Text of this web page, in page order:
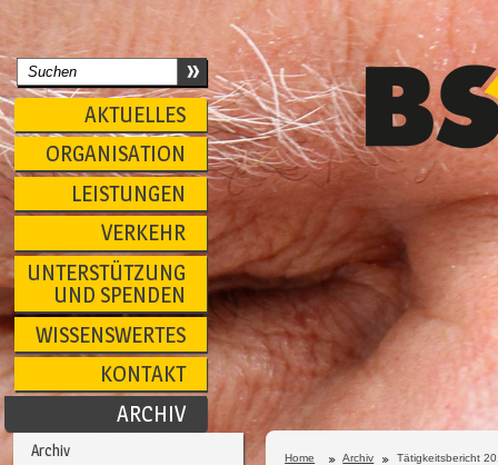
AKTUELLES
ORGANISATION
LEISTUNGEN
VERKEHR
UNTERSTÜTZUNG
UND SPENDEN
WISSENSWERTES
KONTAKT
ARCHIV
Archiv Home Archiv Tätigkeitsbericht